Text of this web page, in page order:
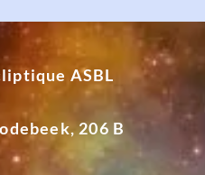
ASBL
206 B